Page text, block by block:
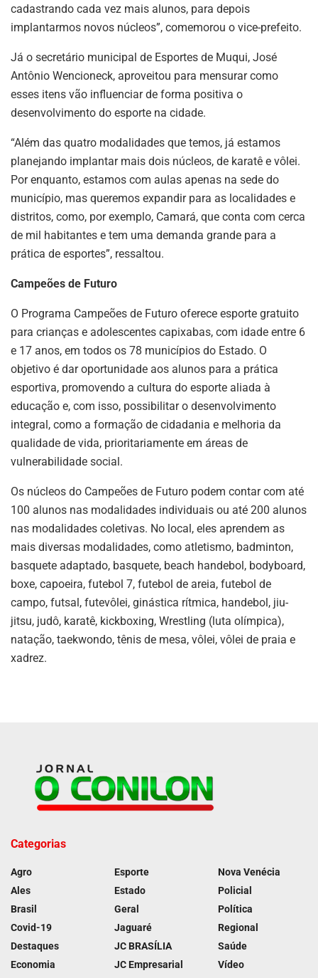
cadastrando cada vez mais alunos, para depois
implantarmos novos núcleos”, comemorou o vice-prefeito.
Já o secretário municipal de Esportes de Muqui, José
Antônio Wencioneck, aproveitou para mensurar como
esses itens vão influenciar de forma positiva o
desenvolvimento do esporte na cidade.
“Além das quatro modalidades que temos, já estamos
planejando implantar mais dois núcleos, de karatê e vôlei.
Por enquanto, estamos com aulas apenas na sede do
município, mas queremos expandir para as localidades e
distritos, como, por exemplo, Camará, que conta com cerca
de mil habitantes e tem uma demanda grande para a
prática de esportes”, ressaltou.
Campeões de Futuro
O Programa Campeões de Futuro oferece esporte gratuito
para crianças e adolescentes capixabas, com idade entre 6
e 17 anos, em todos os 78 municípios do Estado. O
objetivo é dar oportunidade aos alunos para a prática
esportiva, promovendo a cultura do esporte aliada à
educação e, com isso, possibilitar o desenvolvimento
integral, como a formação de cidadania e melhoria da
qualidade de vida, prioritariamente em áreas de
vulnerabilidade social.
Os núcleos do Campeões de Futuro podem contar com até
100 alunos nas modalidades individuais ou até 200 alunos
nas modalidades coletivas. No local, eles aprendem as
mais diversas modalidades, como atletismo, badminton,
basquete adaptado, basquete, beach handebol, bodyboard,
boxe, capoeira, futebol 7, futebol de areia, futebol de
campo, futsal, futevôlei, ginástica rítmica, handebol, jiu-
jitsu, judô, karatê, kickboxing, Wrestling (luta olímpica),
natação, taekwondo, tênis de mesa, vôlei, vôlei de praia e
xadrez.
Categorias
Agro
Ales
Brasil
Covid-19
Destaques
Economia
Esporte
Estado
Geral
Jaguaré
JC BRASÍLIA
JC Empresarial
Nova Venécia
Policial
Política
Regional
Saúde
Vídeo